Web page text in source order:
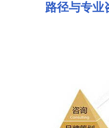
路径与专业